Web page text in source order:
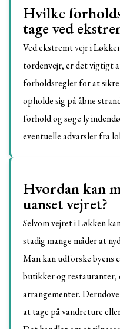
Hvilke
tage ved
Ved ekstremt vejr i
tordenvejr, er det vigtigt
forholdsregler for at
opholde sig på åbne
forhold og søge ly
eventuelle advarsler fra
Hvordan kan
uanset vejret?
Selvom vejret i Løkken
stadig mange måder at
Man kan udforske byens
butikker og restauranter,
arrangementer.
at tage på vandreture